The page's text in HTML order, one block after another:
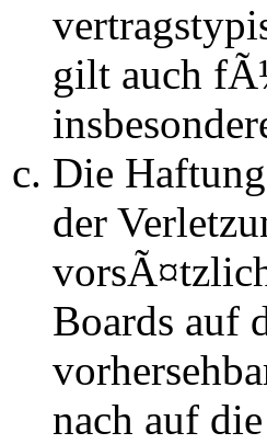
gilt auch
Die
der
Boards auf
nach auf